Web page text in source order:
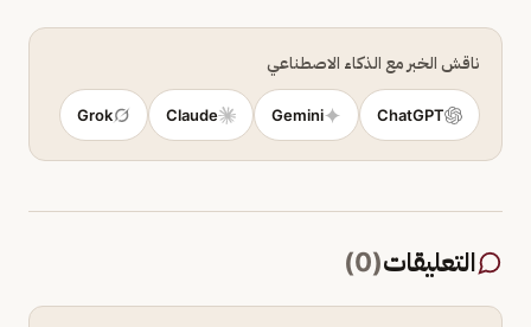
ناقش الخبر مع الذكاء الاصطناعي
ChatGPT
Gemini
Claude
Grok
التعليقات(
0
)